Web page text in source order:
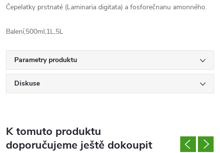
Čepelatky prstnaté (Laminaria digitata) a fosforečnanu amonného.
Balení,500ml,1L,5L
Parametry produktu
Diskuse
K tomuto produktu
doporučujeme ještě dokoupit